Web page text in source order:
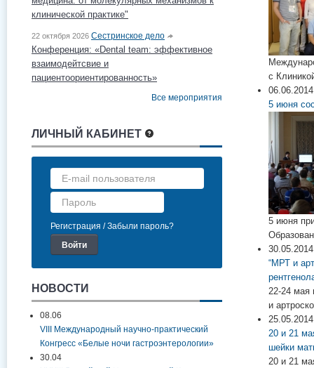
клинической практике"
22 октября 2026 Сестринское дело
Конференция: «Dental team: эффективное
взаимодейтсвие и
пациентоориентированность»
Все мероприятия
ЛИЧНЫЙ КАБИНЕТ
Регистрация Забыли пароль?
НОВОСТИ
08.06
VIII Международный научно-практический
Конгресс «Белые ночи гастроэнтерологии»
30.04
с
06.06.2014
5 июня
5 июня
30.05.2014
“МРТ и
22-24 мая
и
25.05.2014
20 и 21
шейки
20 и 21